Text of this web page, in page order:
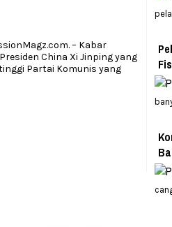
– Kabar
China Xi Jinping yang
Partai Komunis yang